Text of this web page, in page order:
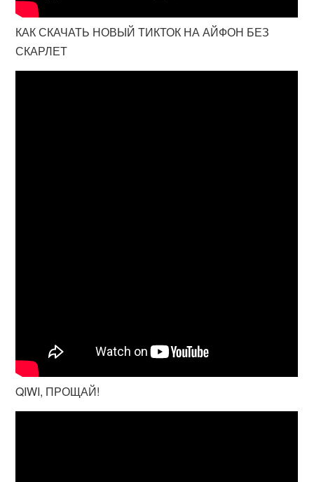
КАК СКАЧАТЬ НОВЫЙ ТИКТОК НА АЙФОН БЕЗ
СКАРЛЕТ
QIWI, ПРОЩАЙ!